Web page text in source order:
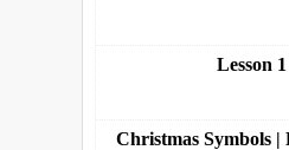
Lesson
Christmas Symbols